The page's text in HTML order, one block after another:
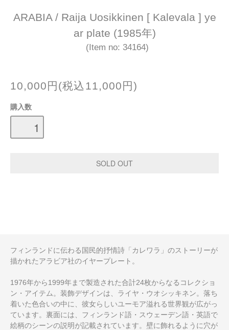
ARABIA / Raija Uosikkinen [ Kalevala ] ye
ar plate (1985年)
(Item no: 34164)
10,000円(税込11,000円)
購入数
フィンランドに伝わる国民的抒情詩「カレワラ」のストーリーが
描かれたアラビア社のイヤープレート。
1976年から1999年まで製造された合計24枚からなるコレクショ
ン・アイテム。装飾デザインは、ライヤ・ウオシッキネン。落ち
着いた色合いの中に、彼女らしいユーモア溢れる世界観が広がっ
ています。裏面には、フィンランド語・スウェーデン語・英語で
絵柄のシーンの説明が記載されています。壁に飾れるように穴が